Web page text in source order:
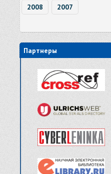
2008 2007
Партнеры